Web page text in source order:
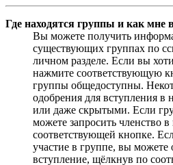
Где находятся группы и как мне
Вы можете получить
существующих группах по
личном разделе. Если вы
нажмите соответствующую
группы общедоступны.
одобрения для вступления
или даже скрытыми. Если
можете запросить членство
соответствующей кнопке.
участие в группе, вы можете
вступление, щёлкнув по